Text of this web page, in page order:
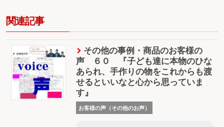
関連記事
その他の事例・商品のお客様の
声 ６０ 『子ども達に本物のひな
あられ、手作りの物をこれからも渡
せるといいなと心から思っていま
す』
お客様の声（その他のお声）